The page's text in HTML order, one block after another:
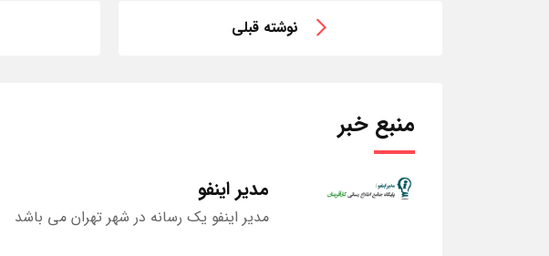
نوشته قبلی
منبع خبر
مدیر اینفو
مدیر اینفو یک رسانه در شهر تهران می باشد